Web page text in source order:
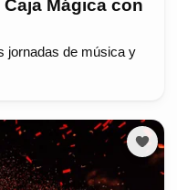
Mágica con
jornadas de música y